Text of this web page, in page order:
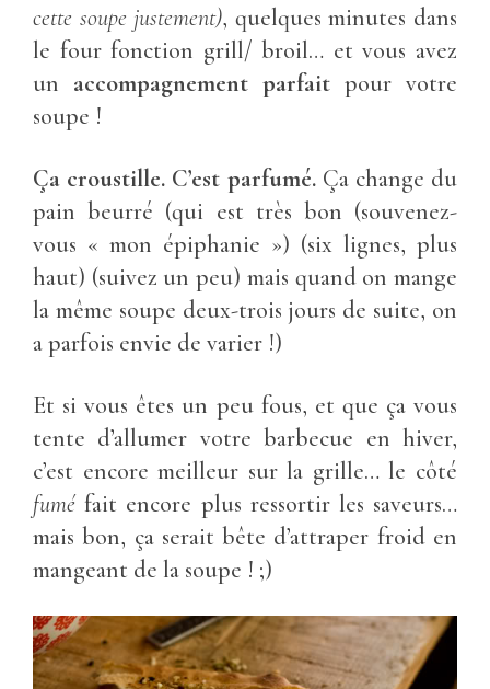
cette soupe justement), quelques minutes dans
le four fonction grill/ broil… et vous avez
un accompagnement parfait pour votre
soupe !
Ça croustille. C’est parfumé. Ça change du
pain beurré (qui est très bon (souvenez-
vous « mon épiphanie ») (six lignes, plus
haut) (suivez un peu) mais quand on mange
la même soupe deux-trois jours de suite, on
a parfois envie de varier !)
Et si vous êtes un peu fous, et que ça vous
tente d’allumer votre barbecue en hiver,
c’est encore meilleur sur la grille… le côté
fuméfait encore plus ressortir les saveurs…
mais bon, ça serait bête d’attraper froid en
mangeant de la soupe ! ;)